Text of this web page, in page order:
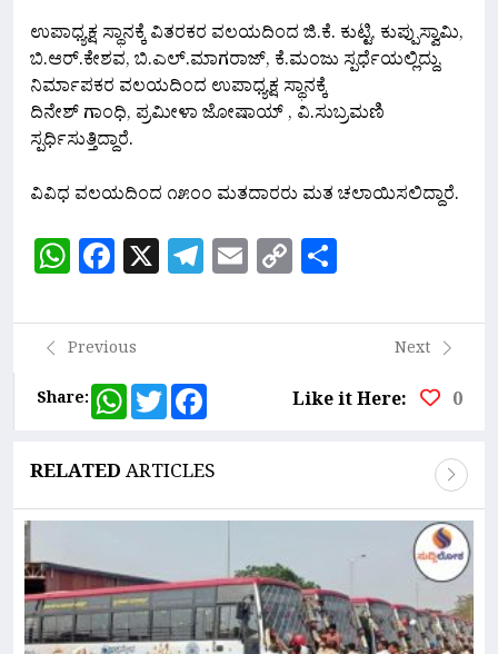
ಉಪಾಧ್ಯಕ್ಷ ಸ್ಥಾನಕ್ಕೆ ವಿತರಕರ ವಲಯದಿಂದ ಜಿ.ಕೆ. ಕುಟ್ಟಿ, ಕುಪ್ಪುಸ್ವಾಮಿ,
ಬಿ.ಆರ್.ಕೇಶವ, ಬಿ.ಎಲ್.ಮಾಗರಾಜ್, ಕೆ.ಮಂಜು ಸ್ಪರ್ಧೆಯಲ್ಲಿದ್ದು,
ನಿರ್ಮಾಪಕರ ವಲಯದಿಂದ ಉಪಾಧ್ಯಕ್ಷ ಸ್ಥಾನಕ್ಕೆ
ದಿನೇಶ್ ಗಾಂಧಿ, ಪ್ರಮೀಳಾ ಜೋಷಾಯ್ , ವಿ.ಸುಬ್ರಮಣಿ
ಸ್ಪರ್ಧಿಸುತ್ತಿದ್ದಾರೆ.
ವಿವಿಧ ವಲಯದಿಂದ ೧೫೦೦ ಮತದಾರರು ಮತ ಚಲಾಯಿಸಲಿದ್ದಾರೆ.
WhatsApp
Facebook
X Telegram
Email
Copy
Link
Previous
Next
Share:
WhatsApp
Twitter Like it Here: 0
RELATEDARTICLES